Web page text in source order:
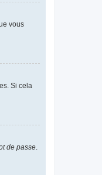
vous
Si cela
de passe